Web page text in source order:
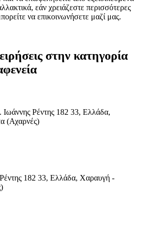
εάν χρειάζεστε περισσότερες
να επικοινωνήσετε μαζί μας.
στην κατηγορία
Ρέντης 182 33, Ελλάδα,
(Αχαρνές)
182 33, Ελλάδα, Χαραυγή -